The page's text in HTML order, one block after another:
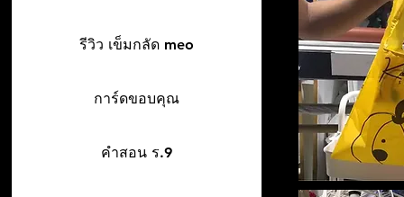
รีวิว เข็มกลัด meo
การ์ดขอบคุณ
คำสอน ร.9